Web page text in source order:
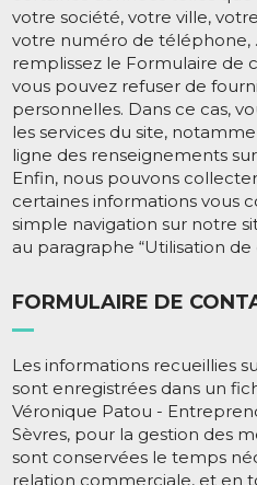
votre société, votre ville,
votre numéro de téléphone,
remplissez le Formulaire de
vous pouvez refuser de
personnelles. Dans ce cas,
les services du site,
ligne des renseignements
Enfin, nous pouvons
certaines informations vous
simple navigation sur notre
au paragraphe “Utilisation de
FORMULAIRE DE
Les informations recueillies
sont enregistrées dans un
Véronique Patou -
Sèvres, pour la gestion des
sont conservées le temps
relation commerciale, et en